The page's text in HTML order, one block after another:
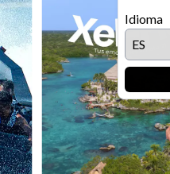
Idioma